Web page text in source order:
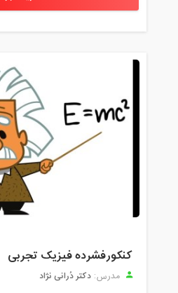
کنکورفشرده فیزیک تجربی
مدرس: دکتر دُرانی نژاد